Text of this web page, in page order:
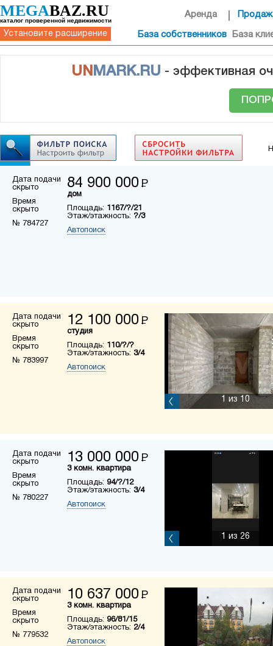
MEGABAZ.RU
каталог проверенной недвижимости
Установите расширение
Аренда
База собственников База
UN MARK.RU - эффективная
Дата подачи
скрыто
Время
скрыто
№ 784727
84 900 000 Р
дом
Площадь: 1167/?/21
Этаж/этажность: ?/3
Автопоиск
Дата подачи
скрыто
Время
скрыто
№ 783997
12 100 000 Р
студия
Площадь: 110/?/?
Этаж/этажность: 3/4
Автопоиск
1 из 10
Дата подачи
скрыто
Время
скрыто
№ 780227
13 000 000 Р
3 комн. квартира
Площадь: 94/?/12
Этаж/этажность: 3/4
Автопоиск
1 из 26
Дата подачи
скрыто
Время
скрыто
№ 779532
10 637 000 Р
3 комн. квартира
Площадь: 96/81/15
Этаж/этажность: 2/4
Автопоиск